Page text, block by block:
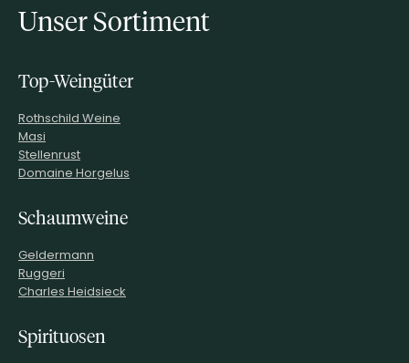
Unser Sortiment
Top-Weingüter
Rothschild Weine
Masi
Stellenrust
Domaine Horgelus
Schaumweine
Geldermann
Ruggeri
Charles Heidsieck
Spirituosen